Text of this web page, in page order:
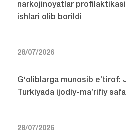
narkojinoyatlar profilaktikasi
ishlari olib borildi
28/07/2026
G‘oliblarga munosib e’tirof:
Turkiyada ijodiy-ma’rifiy
28/07/2026